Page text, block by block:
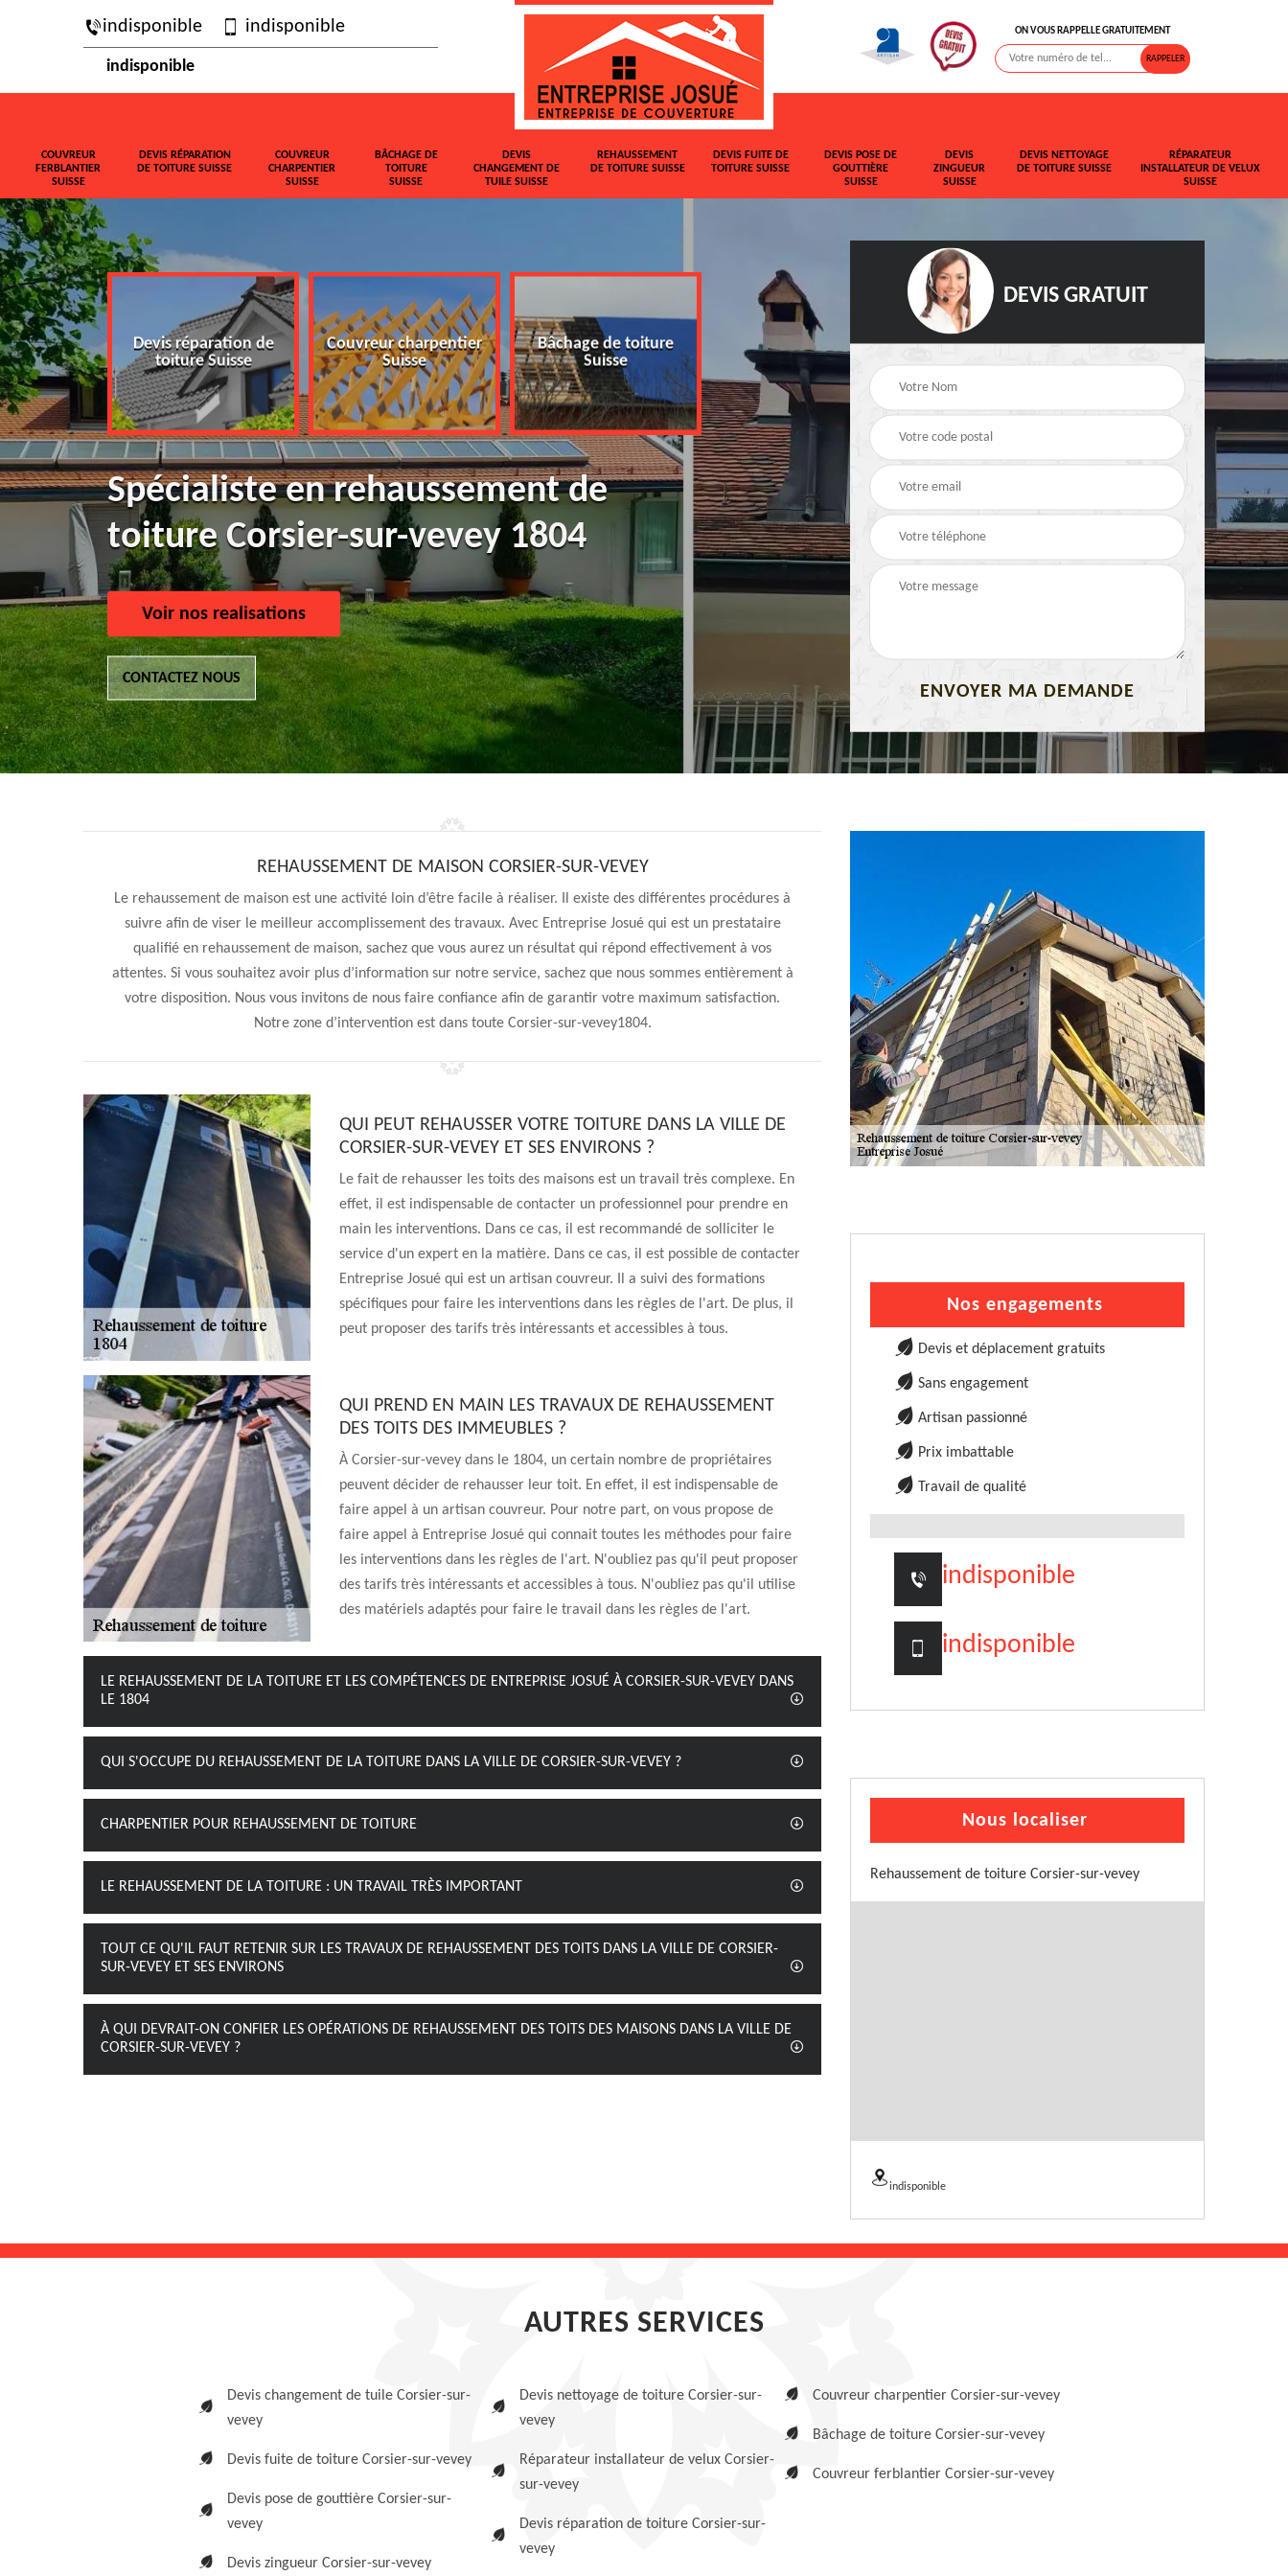
indisponible indisponible
indisponible
ON VOUS RAPPELLE GRATUITEMENT
COUVREUR
FERBLANTIER
SUISSE
DEVIS RÉPARATION
DE TOITURE SUISSE
COUVREUR
CHARPENTIER
SUISSE
BÂCHAGE DE
TOITURE
SUISSE
DEVIS
CHANGEMENT DE
TUILE SUISSE
REHAUSSEMENT
DE TOITURE SUISSE
DEVIS FUITE DE
TOITURE SUISSE
DEVIS POSE DE
GOUTTIÈRE
SUISSE
DEVIS
ZINGUEUR
SUISSE
DEVIS NETTOYAGE
DE TOITURE SUISSE
RÉPARATEUR
INSTALLATEUR DE VELUX
SUISSE
Devis réparation de
toiture Suisse
Couvreur charpentier
Suisse
Bâchage de toiture
Suisse
Devis changement de
tuile Suisse
Rehaussement de
Devis fuite de toiture
Suisse
Spécialiste en rehaussement de
toiture Corsier-sur-vevey 1804
Voir nos realisations
CONTACTEZ NOUS
DEVIS GRATUIT
REHAUSSEMENT DE MAISON CORSIER-SUR-VEVEY
Le rehaussement de maison est une activité loin d’être facile à réaliser. Il existe des différentes procédures à
suivre afin de viser le meilleur accomplissement des travaux. Avec Entreprise Josué qui est un prestataire
qualifié en rehaussement de maison, sachez que vous aurez un résultat qui répond effectivement à vos
attentes. Si vous souhaitez avoir plus d’information sur notre service, sachez que nous sommes entièrement à
votre disposition. Nous vous invitons de nous faire confiance afin de garantir votre maximum satisfaction.
Notre zone d’intervention est dans toute Corsier-sur-vevey1804.
QUI PEUT REHAUSSER VOTRE TOITURE DANS LA VILLE DE
CORSIER-SUR-VEVEY ET SES ENVIRONS ?
Le fait de rehausser les toits des maisons est un travail très complexe. En
effet, il est indispensable de contacter un professionnel pour prendre en
main les interventions. Dans ce cas, il est recommandé de solliciter le
service d'un expert en la matière. Dans ce cas, il est possible de contacter
Entreprise Josué qui est un artisan couvreur. Il a suivi des formations
spécifiques pour faire les interventions dans les règles de l'art. De plus, il
peut proposer des tarifs très intéressants et accessibles à tous.
QUI PREND EN MAIN LES TRAVAUX DE REHAUSSEMENT
DES TOITS DES IMMEUBLES ?
À Corsier-sur-vevey dans le 1804, un certain nombre de propriétaires
peuvent décider de rehausser leur toit. En effet, il est indispensable de
faire appel à un artisan couvreur. Pour notre part, on vous propose de
faire appel à Entreprise Josué qui connait toutes les méthodes pour faire
les interventions dans les règles de l'art. N'oubliez pas qu'il peut proposer
des tarifs très intéressants et accessibles à tous. N'oubliez pas qu'il utilise
des matériels adaptés pour faire le travail dans les règles de l'art.
LE REHAUSSEMENT DE LA TOITURE ET LES COMPÉTENCES DE ENTREPRISE JOSUÉ À CORSIER-SUR-VEVEY DANS
LE 1804
QUI S'OCCUPE DU REHAUSSEMENT DE LA TOITURE DANS LA VILLE DE CORSIER-SUR-VEVEY ?
CHARPENTIER POUR REHAUSSEMENT DE TOITURE
LE REHAUSSEMENT DE LA TOITURE : UN TRAVAIL TRÈS IMPORTANT
TOUT CE QU'IL FAUT RETENIR SUR LES TRAVAUX DE REHAUSSEMENT DES TOITS DANS LA VILLE DE CORSIER-
SUR-VEVEY ET SES ENVIRONS
À QUI DEVRAIT-ON CONFIER LES OPÉRATIONS DE REHAUSSEMENT DES TOITS DES MAISONS DANS LA VILLE DE
CORSIER-SUR-VEVEY ?
Nos engagements
Devis et déplacement gratuits
Sans engagement
Artisan passionné
Prix imbattable
Travail de qualité
indisponible
indisponible
Nous localiser
Rehaussement de toiture Corsier-sur-vevey
indisponible
AUTRES SERVICES
Devis changement de tuile Corsier-sur-
vevey
Devis fuite de toiture Corsier-sur-vevey
Devis pose de gouttière Corsier-sur-
vevey
Devis zingueur Corsier-sur-vevey
Devis nettoyage de toiture Corsier-sur-
vevey
Réparateur installateur de velux Corsier-
sur-vevey
Devis réparation de toiture Corsier-sur-
vevey
Couvreur charpentier Corsier-sur-vevey
Bâchage de toiture Corsier-sur-vevey
Couvreur ferblantier Corsier-sur-vevey